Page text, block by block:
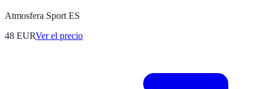
Atmosfera Sport ES
48 EURVer el precio